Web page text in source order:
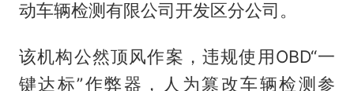
动车辆检测有限公司开发区分公司。
该机构公然顶风作案，违规使用OBD“一
键达标”作弊器，人为篡改车辆检测参